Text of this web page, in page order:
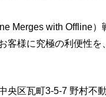
Merges with Offline）
客様に究極の利便性
央区瓦町3-5-7 野村不